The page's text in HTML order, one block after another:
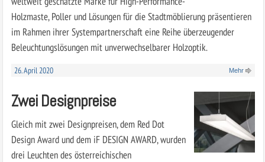
Holzmaste, Poller und Lösungen für die Stadtmöblierung präsentieren
im Rahmen ihrer Systempartnerschaft eine Reihe überzeugender
Beleuchtungslösungen mit unverwechselbarer Holzoptik.
26. April 2020 Mehr
Zwei Designpreise
Gleich mit zwei Designpreisen, dem Red Dot
Design Award und dem iF DESIGN AWARD, wurden
drei Leuchten des österreichischen